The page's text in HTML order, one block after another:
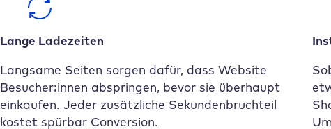
Lange Ladezeiten
Langsame Seiten sorgen dafür, dass Website
Besucher:innen abspringen, bevor sie überhaupt
einkaufen. Jeder zusätzliche Sekundenbruchteil
kostet spürbar Conversion.